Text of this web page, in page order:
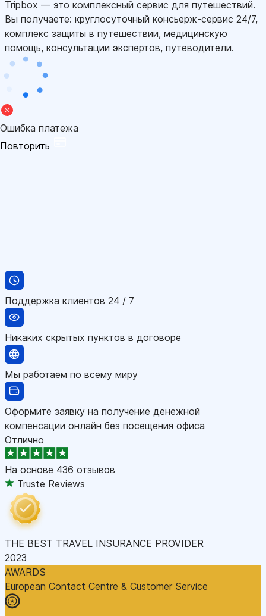
Tripbox — это комплексный сервис для путешествий.
Вы получаете: круглосуточный консьерж-сервис 24/7,
комплекс защиты в путешествии, медицинскую
помощь, консультации экспертов, путеводители.
Ошибка платежа
Повторить
Поддержка клиентов 24 / 7
Никаких скрытых пунктов в договоре
Мы работаем по всему миру
Оформите заявку на получение денежной
компенсации онлайн без посещения офиса
Отлично
На основе 436 отзывов
Truste Reviews
THE BEST TRAVEL INSURANCE PROVIDER
2023
AWARDS
European Contact Centre & Customer Service